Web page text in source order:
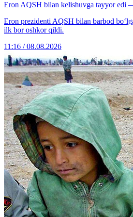
Eron AQSH bilan kelishuvga tayyor edi
Eron prezidenti AQSH bilan barbod
ilk bor oshkor qildi.
11:16 / 08.08.2026